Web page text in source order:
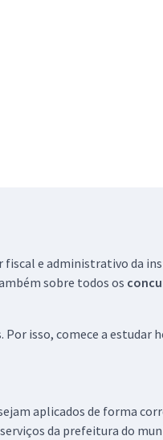
fiscal e administrativo da
sobre todos os
isso, comece a estudar
aplicados de forma
da prefeitura do